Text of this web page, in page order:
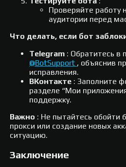
Проверяйте работу
аудитории перед
Что делать, если бот
Telegram : Обратитесь в
@BotSupport , объяснив
исправления.
ВКонтакте : Заполните
разделе “Мои
поддержку.
Важно : Не пытайтесь обойти
прокси или создание новых
ситуацию.
Заключение